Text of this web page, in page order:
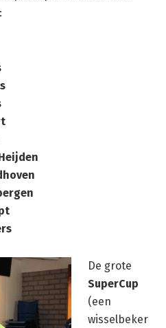
De grote
SuperCup
(een
wisselbeker